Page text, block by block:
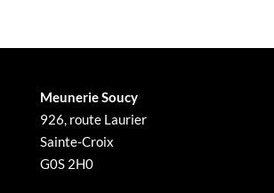
Meunerie Soucy
926, route Laurier
Sainte-Croix
G0S 2H0